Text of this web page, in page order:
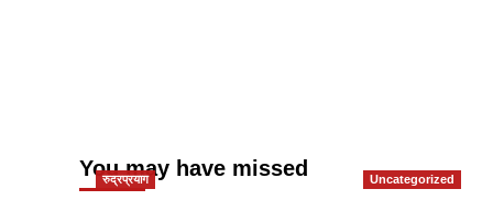
You may have missed
रुद्रप्रयाग Uncategorized